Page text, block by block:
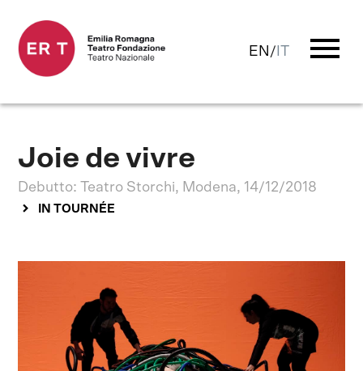
EN / IT menu
Joie de vivre
Debutto: Teatro Storchi, Modena, 14/12/2018
IN TOURNÉE